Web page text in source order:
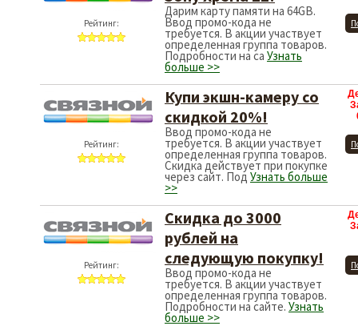
Рейтинг:
Дарим карту памяти на 64GB.
Ввод промо-кода не
требуется. В акции участвует
определенная группа товаров.
Подробности на са Узнать
больше >>
Рейтинг:
Купи экшн-камеру со
скидкой 20%!
Ввод промо-кода не
требуется. В акции участвует
определенная группа товаров.
Скидка действует при покупке
через сайт. Под Узнать больше
>>
Рейтинг:
Скидка до 3000
рублей на
следующую покупку!
Ввод промо-кода не
требуется. В акции участвует
определенная группа товаров.
Подробности на сайте. Узнать
больше >>